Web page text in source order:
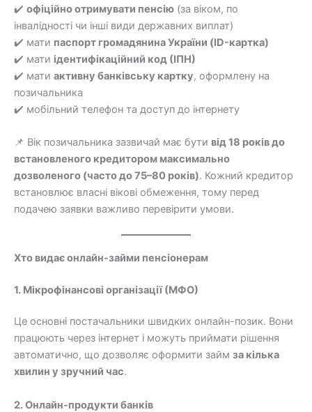
✔️ офіційно отримувати пенсію (за віком, по
інвалідності чи інші види державних виплат)
✔️ мати паспорт громадянина України (ID-картка)
✔️ мати ідентифікаційний код (ІПН)
✔️ мати активну банківську картку, оформлену на
позичальника
✔️ мобільний телефон та доступ до інтернету
📌 Вік позичальника зазвичай має бути від 18 років до
встановленого кредитором максимально
дозволеного (часто до 75–80 років). Кожний кредитор
встановлює власні вікові обмеження, тому перед
подачею заявки важливо перевірити умови.
Хто видає онлайн-займи пенсіонерам
1. Мікрофінансові організації (МФО)
Це основні постачальники швидких онлайн-позик. Вони
працюють через інтернет і можуть приймати рішення
автоматично, що дозволяє оформити займ за кілька
хвилин у зручний час.
2. Онлайн-продукти банків